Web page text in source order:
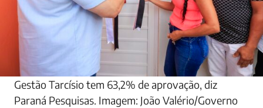
Gestão Tarcísio tem 63,2% de aprovação, diz
Paraná Pesquisas. Imagem: João Valério/Governo